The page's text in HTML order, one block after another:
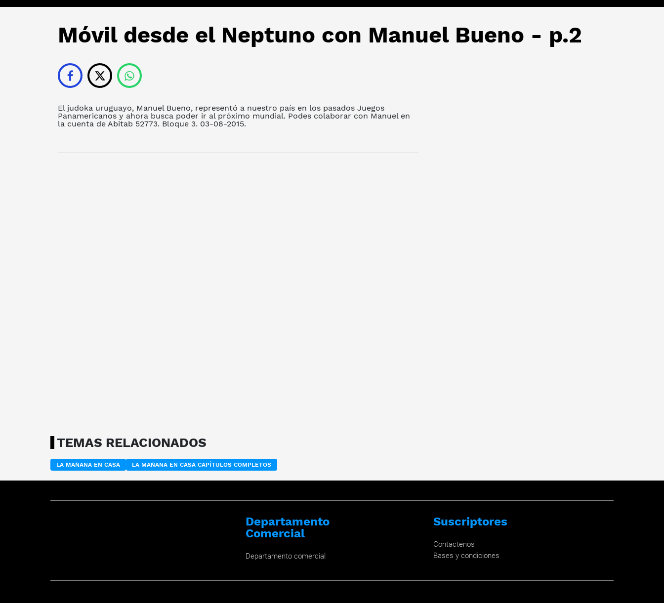
Móvil desde el Neptuno con Manuel Bueno - p.2
El judoka uruguayo, Manuel Bueno, representó a nuestro país en los pasados Juegos
Panamericanos y ahora busca poder ir al próximo mundial. Podes colaborar con Manuel en
la cuenta de Abitab 52773. Bloque 3. 03-08-2015.
TEMAS RELACIONADOS
LA MAÑANA EN CASA LA MAÑANA EN CASA CAPÍTULOS COMPLETOS
Departamento
Comercial
Departamento comercial
Suscriptores
Contactenos
Bases y condiciones